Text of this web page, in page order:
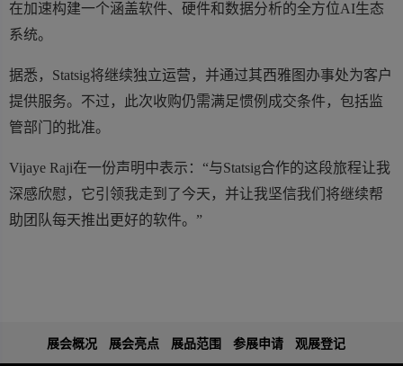
在加速构建一个涵盖软件、硬件和数据分析的全方位AI生态
系统。
据悉，Statsig将继续独立运营，并通过其西雅图办事处为客户
提供服务。不过，此次收购仍需满足惯例成交条件，包括监
管部门的批准。
Vijaye Raji在一份声明中表示：“与Statsig合作的这段旅程让我
深感欣慰，它引领我走到了今天，并让我坚信我们将继续帮
助团队每天推出更好的软件。”
展会概况 展会亮点 展品范围 参展申请 观展登记